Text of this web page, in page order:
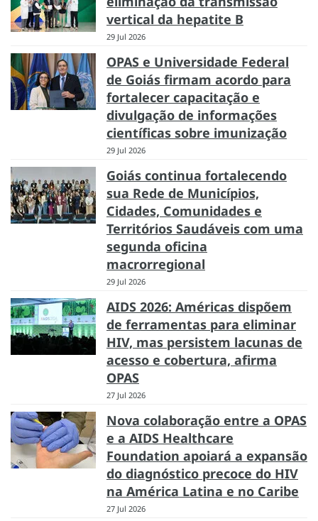
vertical da hepatite B
29 Jul 2026
OPAS e Universidade Federal
de Goiás firmam acordo para
fortalecer capacitação e
divulgação de informações
científicas sobre imunização
29 Jul 2026
Goiás continua fortalecendo
sua Rede de Municípios,
Cidades, Comunidades e
Territórios Saudáveis com uma
segunda oficina
macrorregional
29 Jul 2026
AIDS 2026: Américas dispõem
de ferramentas para eliminar
HIV, mas persistem lacunas de
acesso e cobertura, afirma
OPAS
27 Jul 2026
Nova colaboração entre a OPAS
e a AIDS Healthcare
Foundation apoiará a expansão
do diagnóstico precoce do HIV
na América Latina e no Caribe
27 Jul 2026